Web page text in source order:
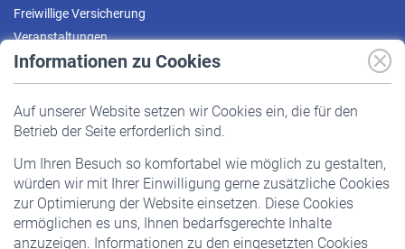
Informationen zu Cookies
Auf unserer Website setzen wir Cookies ein, die für den
Betrieb der Seite erforderlich sind.
Um Ihren Besuch so komfortabel wie möglich zu gestalten,
würden wir mit Ihrer Einwilligung gerne zusätzliche Cookies
zur Optimierung der Website einsetzen. Diese Cookies
ermöglichen es uns, Ihnen bedarfsgerechte Inhalte
anzuzeigen. Informationen zu den eingesetzten Cookies
Freiwillige Versicherung
Veranstaltungen
Pflichtversicherung
Staatliche Förderung
Veranstaltungen